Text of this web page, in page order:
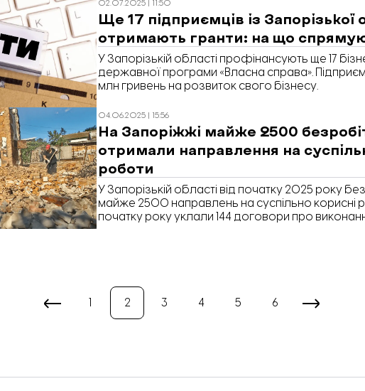
02.07.2025 | 11:50
Ще 17 підприємців із Запорізької
отримають гранти: на що
У Запорізькій області профінансують ще 17
державної програми «Власна справа».
млн гривень на розвиток свого бізнесу.
04.06.2025 | 15:56
На Запоріжжі майже 2500
отримали направлення на
роботи
У Запорізькій області від початку 2025 року
майже 2500 направлень на суспільно корисні
початку року уклали 144 договори про
2 3 4 5 6